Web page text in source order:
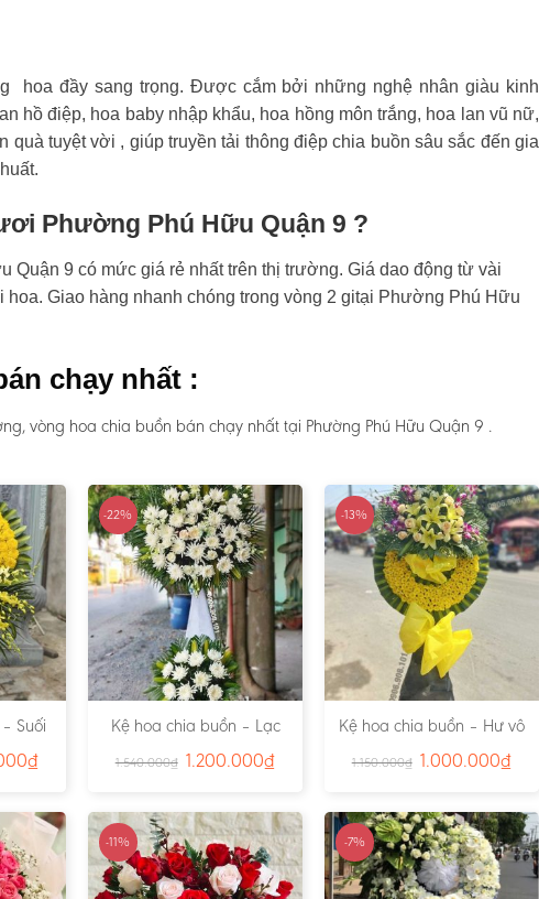
hoa đầy sang trọng. Được cắm bởi những nghệ nhân giàu kinh
hồ điệp, hoa baby nhập khẩu, hoa hồng môn trắng, hoa lan vũ nữ,
quà tuyệt vời , giúp truyền tải thông điệp chia buồn sâu sắc đến gia
Phường Phú Hữu Quận 9 ?
9 có mức giá rẻ nhất trên thị trường. Giá dao động từ vài
Giao hàng nhanh chóng trong vòng 2 gitại Phường Phú Hữu
chạy nhất :
vòng hoa chia buồn bán chạy nhất tại Phường Phú Hữu Quận 9 .
Suối
₫
-22%
Kệ hoa chia buồn – Lạc
1.540.000₫ 1.200.000₫
-13%
Kệ hoa chia buồn – Hư vô
1.150.000₫ 1.000.000₫
-11% -7%